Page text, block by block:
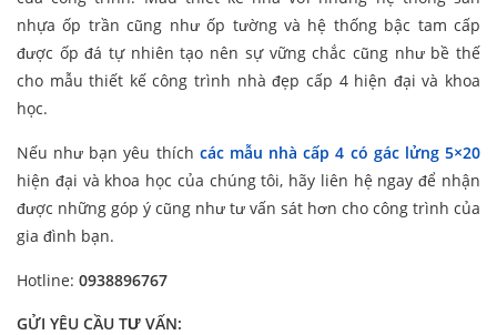
nhựa ốp trần cũng như ốp tường và hệ thống bậc tam cấp
được ốp đá tự nhiên tạo nên sự vững chắc cũng như bề thế
cho mẫu thiết kế công trình nhà đẹp cấp 4 hiện đại và khoa
học.
Nếu như bạn yêu thích các mẫu nhà cấp 4 có gác lửng 5×20
hiện đại và khoa học của chúng tôi, hãy liên hệ ngay để nhận
được những góp ý cũng như tư vấn sát hơn cho công trình của
gia đình bạn.
Hotline: 0938896767
GỬI YÊU CẦU TƯ VẤN: